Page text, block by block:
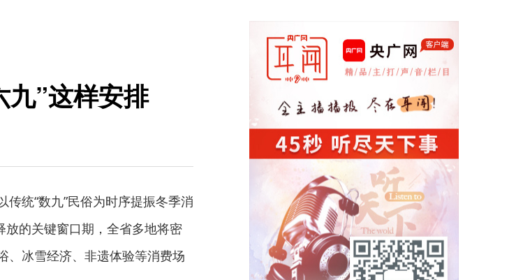
”这样安排
传统“数九”民俗为时序提振冬季消
放的关键窗口期，全省多地将密
、冰雪经济、非遗体验等消费场